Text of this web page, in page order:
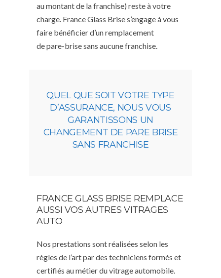
au montant de la franchise) reste à votre
charge. France Glass Brise s’engage à vous
faire bénéficier d’un remplacement
de pare-brise sans aucune franchise.
QUEL QUE SOIT VOTRE TYPE
D’ASSURANCE, NOUS VOUS
GARANTISSONS UN
CHANGEMENT DE PARE BRISE
SANS FRANCHISE
FRANCE GLASS BRISE REMPLACE
AUSSI VOS AUTRES VITRAGES
AUTO
Nos prestations sont réalisées selon les
règles de l’art par des techniciens formés et
certifiés au métier du vitrage automobile.